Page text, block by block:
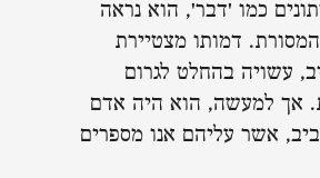
כמו 'דבר', הוא נראה
דמותו מצטיירת
עשויה בהחלט לגרום
אך למעשה, הוא היה אדם
אשר עליהם אנו מספרים